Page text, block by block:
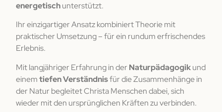
energetischunterstützt.
Ihr einzigartiger Ansatz kombiniert Theorie mit
praktischer Umsetzung – für ein rundum erfrischendes
Erlebnis.
Mit langjähriger Erfahrung in derNaturpädagogikund
einemtiefen Verständnisfür die Zusammenhänge in
der Natur begleitet Christa Menschen dabei, sich
wieder mit den ursprünglichen Kräften zu verbinden.